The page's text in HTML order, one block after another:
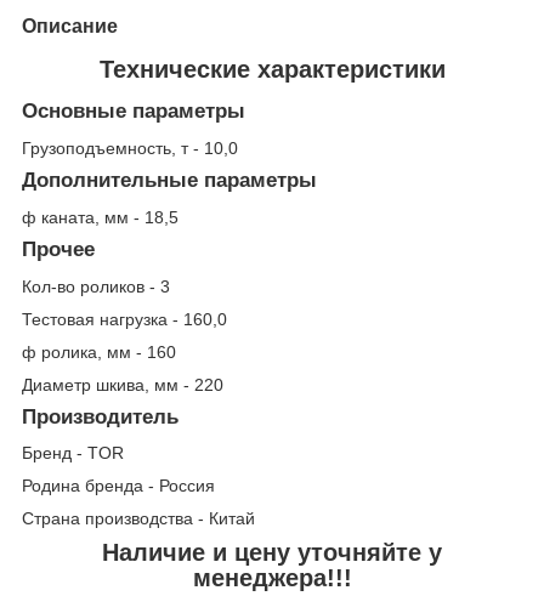
Описание
Технические характеристики
Основные параметры
Грузоподъемность, т - 10,0
Дополнительные параметры
ф каната, мм - 18,5
Прочее
Кол-во роликов - 3
Тестовая нагрузка - 160,0
ф ролика, мм - 160
Диаметр шкива, мм - 220
Производитель
Бренд - TOR
Родина бренда - Россия
Страна производства - Китай
Наличие и цену уточняйте у
менеджера!!!